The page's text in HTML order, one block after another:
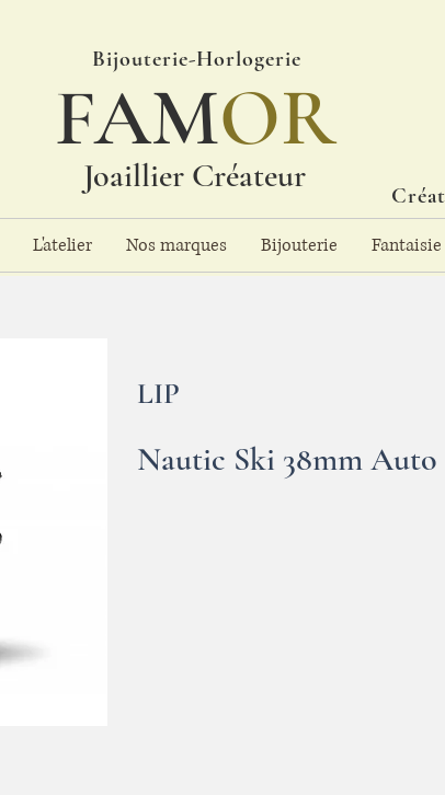
Bijouterie-Horlogerie
FAMOR
Joaillier Créateur
L'atelier Nos marques Bijouterie Fantaisie
LIP
Nautic Ski 38mm Auto